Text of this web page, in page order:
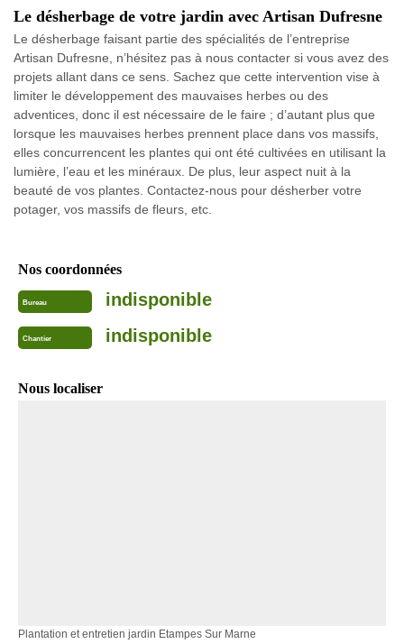
Le désherbage de votre jardin avec Artisan Dufresne
Le désherbage faisant partie des spécialités de l’entreprise
Artisan Dufresne, n’hésitez pas à nous contacter si vous avez des
projets allant dans ce sens. Sachez que cette intervention vise à
limiter le développement des mauvaises herbes ou des
adventices, donc il est nécessaire de le faire ; d’autant plus que
lorsque les mauvaises herbes prennent place dans vos massifs,
elles concurrencent les plantes qui ont été cultivées en utilisant la
lumière, l’eau et les minéraux. De plus, leur aspect nuit à la
beauté de vos plantes. Contactez-nous pour désherber votre
potager, vos massifs de fleurs, etc.
Nos coordonnées
Bureau indisponible
Chantier indisponible
Nous localiser
Plantation et entretien jardin Etampes Sur Marne